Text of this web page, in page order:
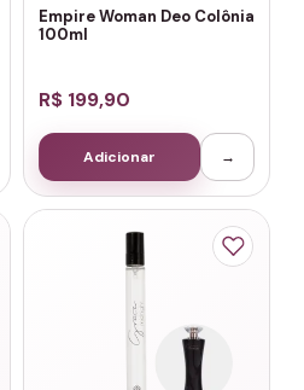
Empire Woman Deo Colônia
100ml
R$ 199,90
Adicionar →